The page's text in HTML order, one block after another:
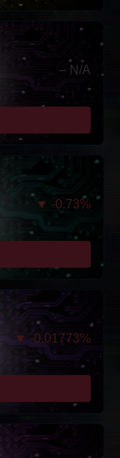
– N/A
▼ -0.73%
▼ -0.01773%